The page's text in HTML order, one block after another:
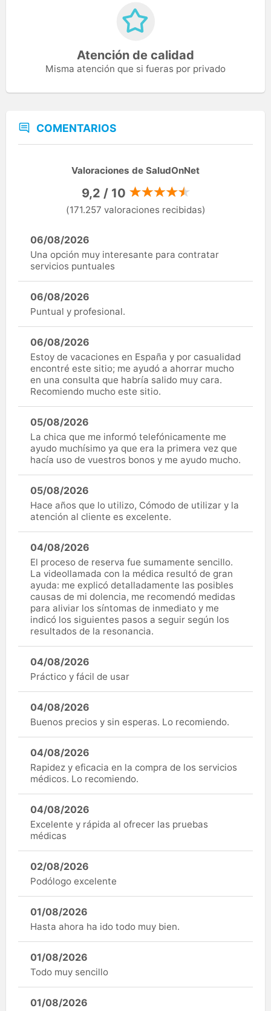
Atención de calidad
Misma atención que si fueras por privado
COMENTARIOS
Valoraciones de SaludOnNet
9,2 / 10
(171.257 valoraciones recibidas)
06/08/2026
Una opción muy interesante para contratar
servicios puntuales
06/08/2026
Puntual y profesional.
06/08/2026
Estoy de vacaciones en España y por casualidad
encontré este sitio; me ayudó a ahorrar mucho
en una consulta que habría salido muy cara.
Recomiendo mucho este sitio.
05/08/2026
La chica que me informó telefónicamente me
ayudo muchísimo ya que era la primera vez que
hacía uso de vuestros bonos y me ayudo mucho.
05/08/2026
Hace años que lo utilizo, Cómodo de utilizar y la
atención al cliente es excelente.
04/08/2026
El proceso de reserva fue sumamente sencillo.
La videollamada con la médica resultó de gran
ayuda: me explicó detalladamente las posibles
causas de mi dolencia, me recomendó medidas
para aliviar los síntomas de inmediato y me
indicó los siguientes pasos a seguir según los
resultados de la resonancia.
04/08/2026
Práctico y fácil de usar
04/08/2026
Buenos precios y sin esperas. Lo recomiendo.
04/08/2026
Rapidez y eficacia en la compra de los servicios
médicos. Lo recomiendo.
04/08/2026
Excelente y rápida al ofrecer las pruebas
médicas
02/08/2026
Podólogo excelente
01/08/2026
Hasta ahora ha ido todo muy bien.
01/08/2026
Todo muy sencillo
01/08/2026